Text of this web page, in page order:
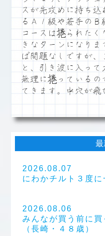
スが先攻めに持ち
るＡ１級や若手のＢ
コースは捲られたく
きなターンになり
ば問題なしですが、
と、引き波に入っ
無理に捲っているの
てきます。中穴が飛
最
2026.08.07
にわかチルト３度に
2026.08.06
みんなが買う前に
（長崎・４８歳）